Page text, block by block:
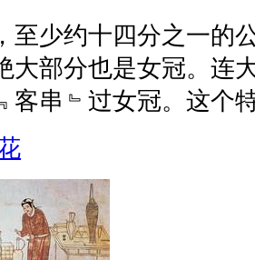
至少约十四分之一的
大部分也是女冠。连
客串﹄过女冠。这